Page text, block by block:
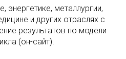
энергетике, металлургии,
и других отраслях с
результатов по модели
(он-сайт).